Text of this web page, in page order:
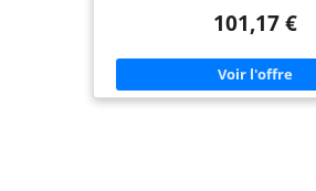
dans les zones où l'eau est
connect rend l'installation
et plus facile, et est compatible
combinaison de tuyaux en cuivre,
PE-RT.
101,17 €